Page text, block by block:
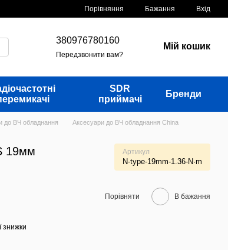
Порівняння Бажання Вхід
380976780160
Передзвонити вам?
Мій кошик
SDR
приймачі
Бренди
до ВЧ обладнання
Аксесуари до ВЧ обладнання China
19мм Артикул
N-type-19mm-1.36-N·m
Порівняти В бажання
знижки